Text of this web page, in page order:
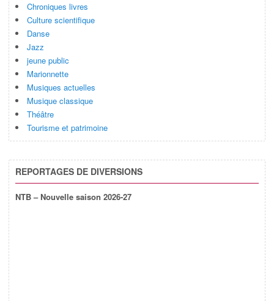
Chroniques livres
Culture scientifique
Danse
Jazz
jeune public
Marionnette
Musiques actuelles
Musique classique
Théâtre
Tourisme et patrimoine
REPORTAGES DE DIVERSIONS
NTB – Nouvelle saison 2026-27